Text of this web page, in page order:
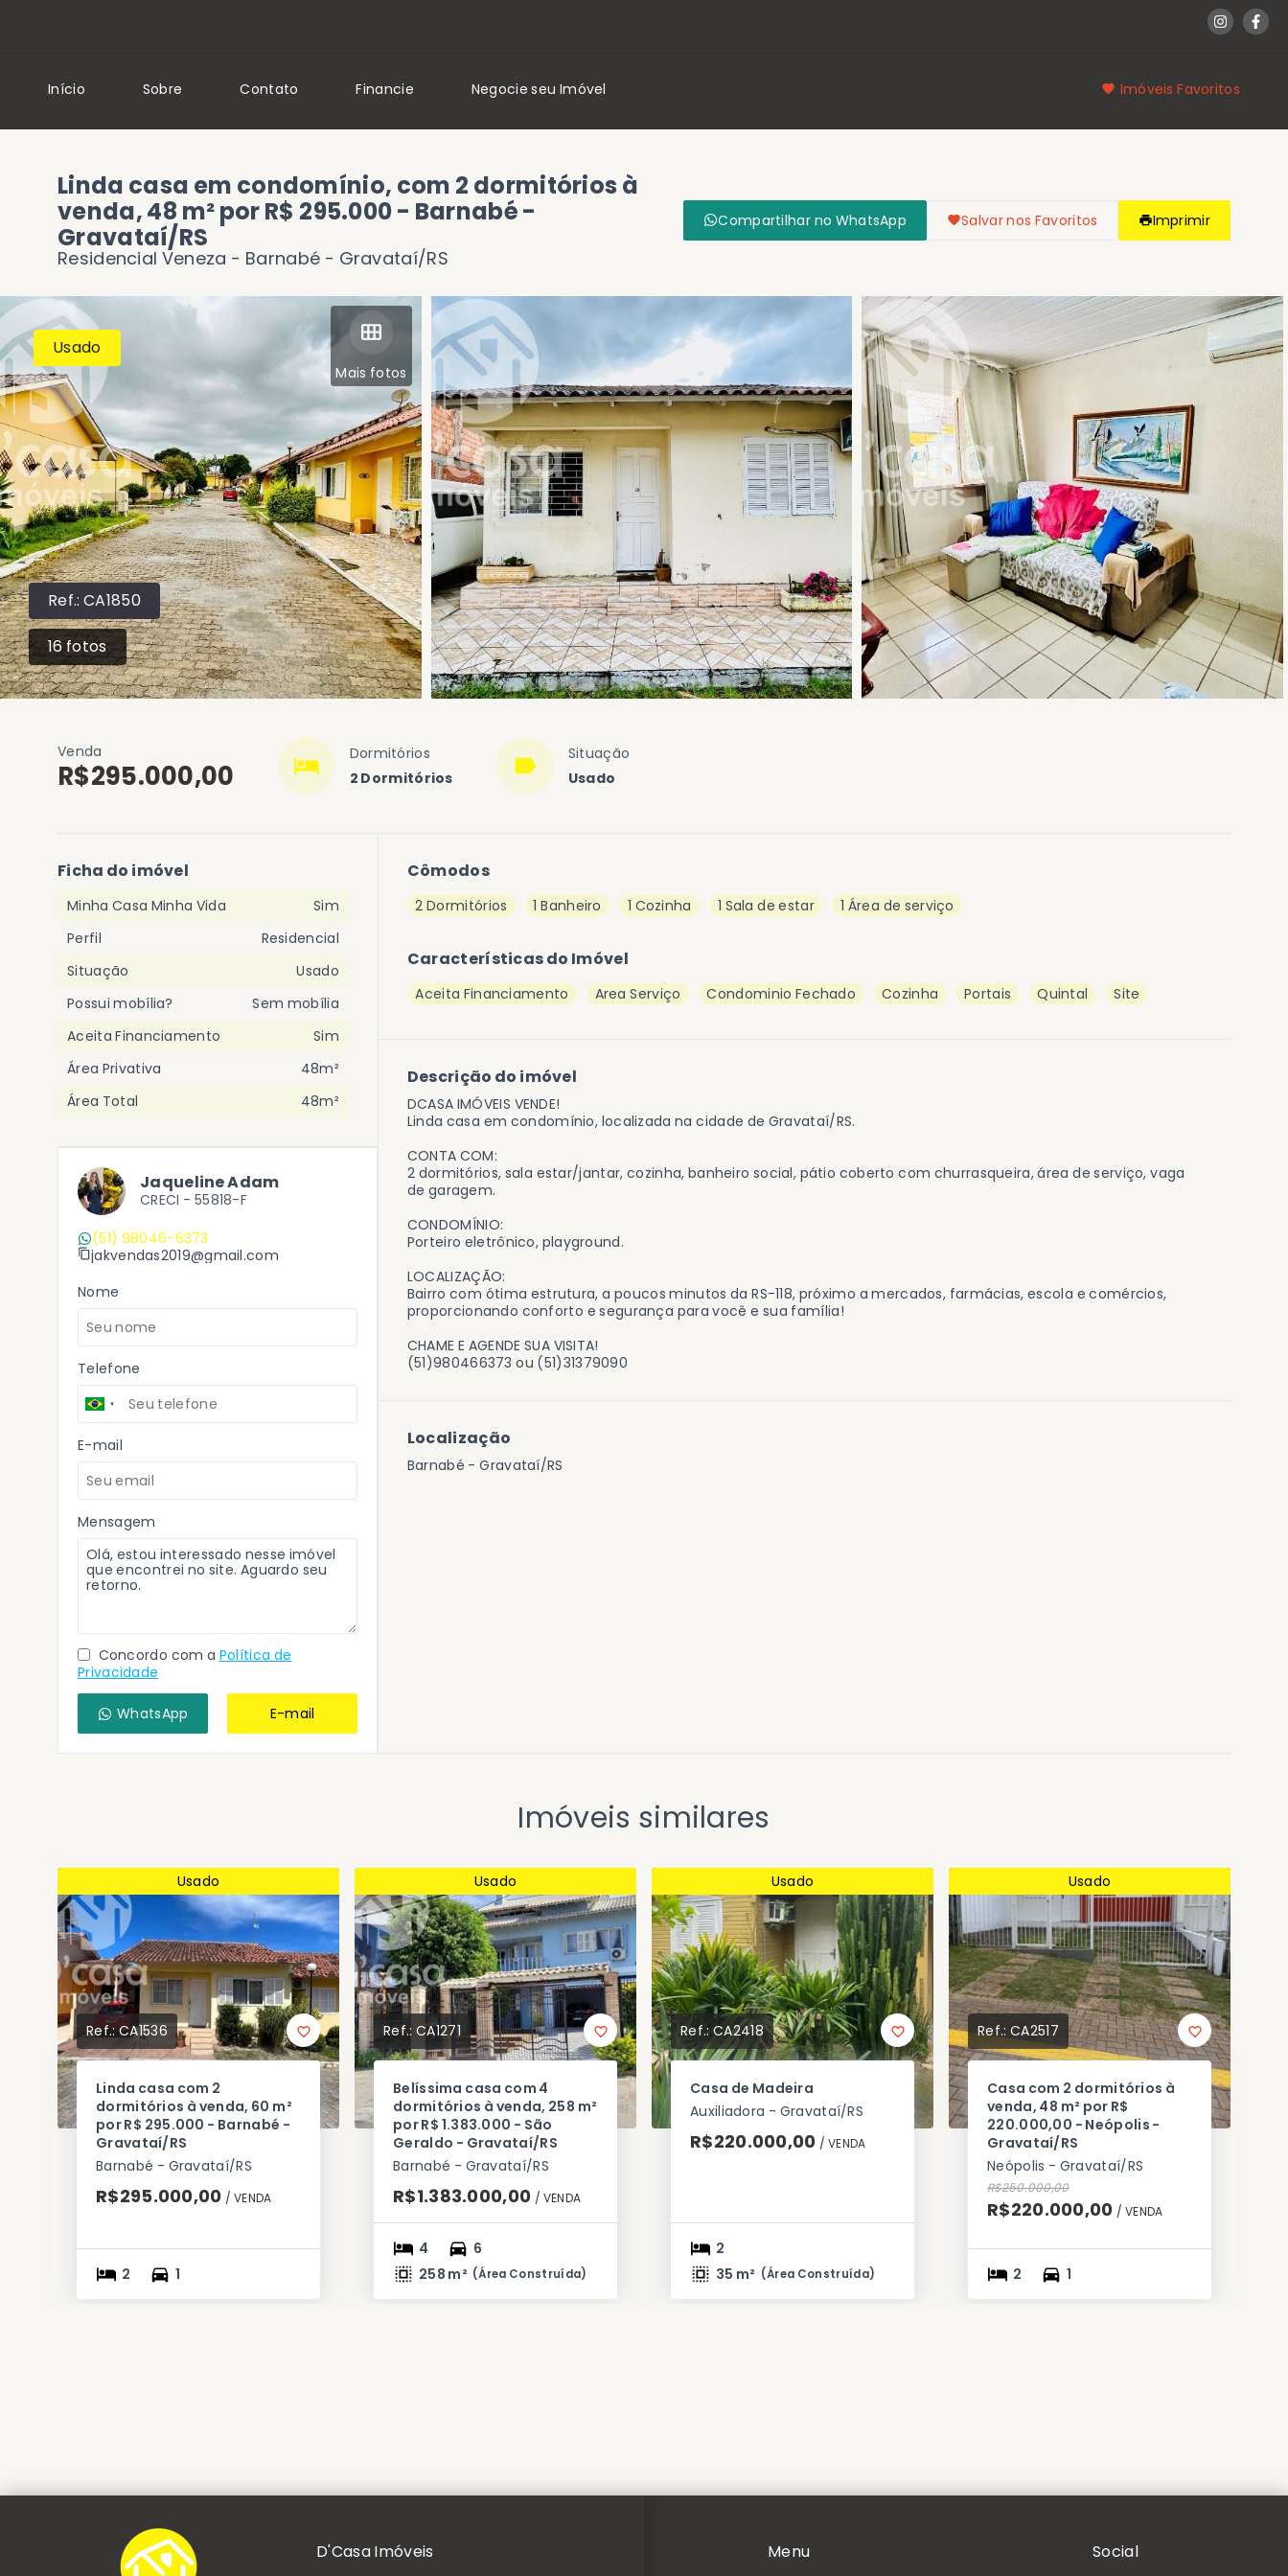
Início Sobre Contato Financie Negocie seu Imóvel Imóveis Favoritos
Linda casa em condomínio, com 2 dormitórios à
venda, 48 m² por R$ 295.000 - Barnabé -
Gravataí/RS
Residencial Veneza - Barnabé - Gravataí/RS
Compartilhar no WhatsApp Salvar nos Favoritos Imprimir
Ref.:CA1850
16fotos
Mais fotos
Usado
Venda
R$295.000,00
Dormitórios
2 Dormitórios
Situação
Usado
Cômodos
2 Dormitórios 1 Banheiro 1 Cozinha 1 Sala de estar 1 Área de serviço
Características do Imóvel
Aceita Financiamento Area Serviço Condominio Fechado Cozinha Portais Quintal Site
Descrição do imóvel
DCASA IMÓVEIS VENDE!
Linda casa em condomínio, localizada na cidade de Gravataí/RS.
CONTA COM:
2 dormitórios, sala estar/jantar, cozinha, banheiro social, pátio coberto com churrasqueira, área de serviço, vaga
de garagem.
CONDOMÍNIO:
Porteiro eletrônico, playground.
LOCALIZAÇÃO:
Bairro com ótima estrutura, a poucos minutos da RS-118, próximo a mercados, farmácias, escola e comércios,
proporcionando conforto e segurança para você e sua família!
CHAME E AGENDE SUA VISITA!
(51)980466373 ou (51)31379090
Localização
Barnabé - Gravataí/RS
Ficha do imóvel
Minha Casa Minha Vida
Sim
Perfil
Residencial
Situação
Usado
Possui mobília?
Sem mobília
Aceita Financiamento
Sim
Área Privativa
48m²
Área Total
48m²
Jaqueline Adam
CRECI - 55818-F
(51) 98046-6373
jakvendas2019@gmail.com
Nome
Telefone
E-mail
Mensagem
Concordo com a Política de
Privacidade
WhatsApp E-mail
Imóveis similares
Usado
Ref.:CA1536
Linda casa com 2
dormitórios à venda, 60 m²
por R$ 295.000 - Barnabé -
Gravataí/RS
Barnabé - Gravataí/RS
R$295.000,00 / VENDA
2 1
Usado
Ref.:CA1271
Belíssima casa com 4
dormitórios à venda, 258 m²
por R$ 1.383.000 - São
Geraldo - Gravataí/RS
Barnabé - Gravataí/RS
R$1.383.000,00 / VENDA
4
6
258 m² (Área Construída)
Usado
Ref.:CA2418
Casa de Madeira
Auxiliadora - Gravataí/RS
R$220.000,00 / VENDA
2
35 m² (Área Construída)
Usado
Ref.:CA2517
Casa com 2 dormitórios à
venda, 48 m² por R$
220.000,00 - Neópolis -
Gravataí/RS
Neópolis - Gravataí/RS
R$250.000,00
R$220.000,00 / VENDA
2 1
Menu Social
D'Casa Imóveis